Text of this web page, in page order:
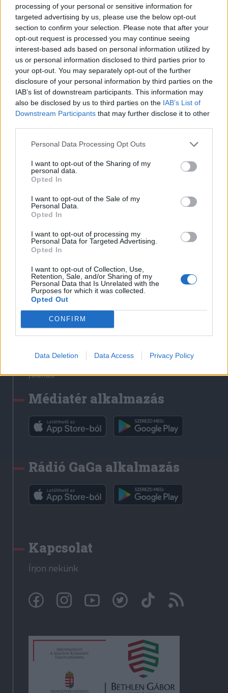
processing of your personal or sensitive information for
targeted advertising by us, please use the below opt-out
section to confirm your selection. Please note that after your
opt-out request is processed you may continue seeing
interest-based ads based on personal information utilized by
us or personal information disclosed to third parties prior to
your opt-out. You may separately opt-out of the further
disclosure of your personal information by third parties on the
IAB’s list of downstream participants. This information may
also be disclosed by us to third parties on the IAB’s List of
Downstream Participants that may further disclose it to other
Personal Data Processing Opt Outs
I want to opt-out of the Sharing of my
personal data.
Opted In
I want to opt-out of the Sale of my
Personal Data.
Opted In
I want to opt-out of processing my
Personal Data for Targeted Advertising.
Opted In
I want to opt-out of Collection, Use,
Retention, Sale, and/or Sharing of my
Personal Data that Is Unrelated with the
Purposes for which it was collected.
Opted Out
CONFIRM
Data Deletion Data Access Privacy Policy
Hasznos
Impresszum
Szerzői jogok
Adatvédelmi tájékoztató
Cookie-kezelési tájékoztató
Hozzászólási szabályzat
Nyomtatott lapjaink archívuma
Székely Hírmondó archívuma
Sütibeállítások
Médiatér
Liget
Krónika
Bihari Napló
Erdélyi Napló
Főtér
Rádió GaGa
Jóállás
Médiatér alkalmazás
Rádió GaGa alkalmazás
Kapcsolat
Írjon nekünk